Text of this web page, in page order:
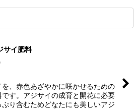
サイ肥料
、赤色あざやかに咲かせるための
す。アジサイの成育と開花に必要
り含むためどなたにも美しいアジ